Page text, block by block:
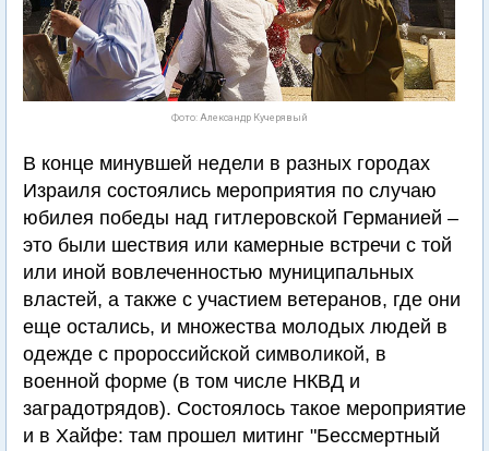
Фото: Александр Кучерявый
В конце минувшей недели в разных городах
Израиля состоялись мероприятия по случаю
юбилея победы над гитлеровской Германией –
это были шествия или камерные встречи с той
или иной вовлеченностью муниципальных
властей, а также с участием ветеранов, где они
еще остались, и множества молодых людей в
одежде с пророссийской символикой, в
военной форме (в том числе НКВД и
заградотрядов). Состоялось такое мероприятие
и в Хайфе: там прошел митинг "Бессмертный